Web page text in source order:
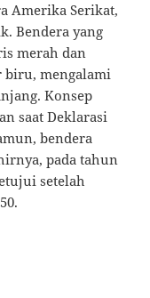
Amerika Serikat,
Bendera yang
merah dan
biru, mengalami
Konsep
saat Deklarasi
bendera
pada tahun
setelah